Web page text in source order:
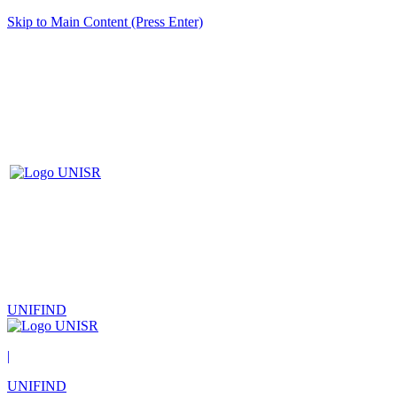
Skip to Main Content (Press Enter)
UNIFIND
|
UNIFIND